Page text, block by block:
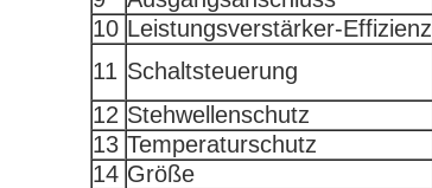
10 Leistungsverstärker-Effizienz
11 Schaltsteuerung
12 Stehwellenschutz
13 Temperaturschutz
14 Größe